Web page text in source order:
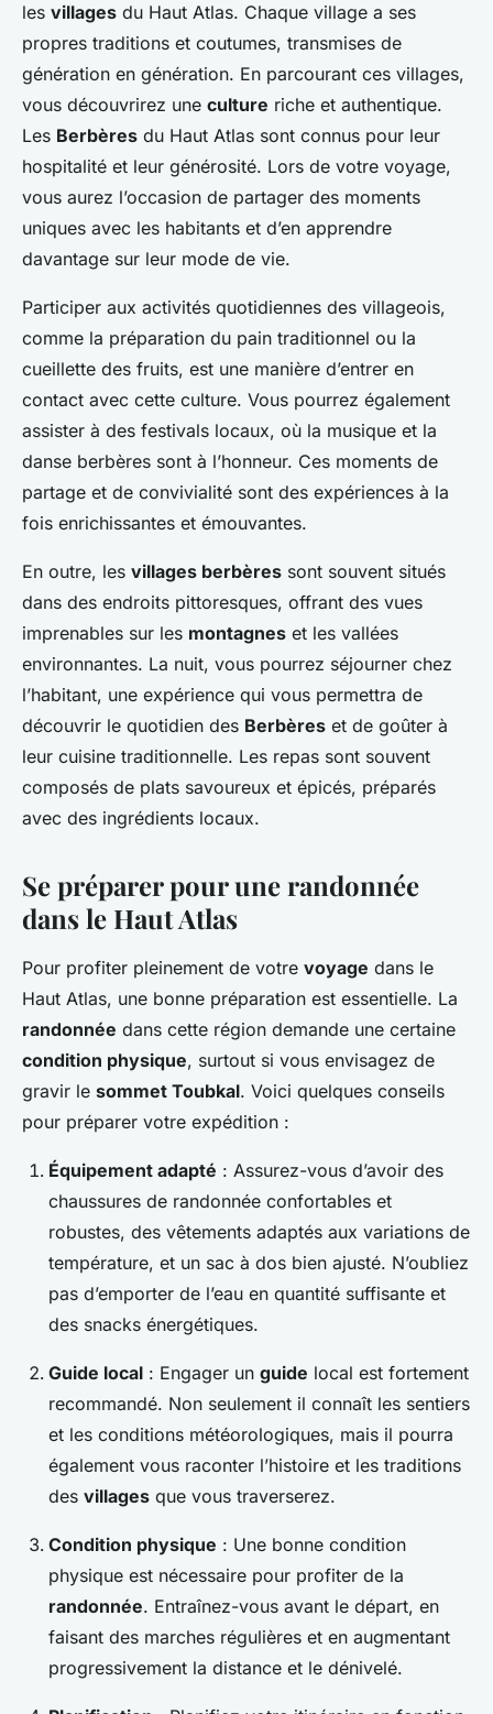
les villages du Haut Atlas. Chaque village a ses
propres traditions et coutumes, transmises de
génération en génération. En parcourant ces villages,
vous découvrirez une culture riche et authentique.
Les Berbères du Haut Atlas sont connus pour leur
hospitalité et leur générosité. Lors de votre voyage,
vous aurez l’occasion de partager des moments
uniques avec les habitants et d’en apprendre
davantage sur leur mode de vie.
Participer aux activités quotidiennes des villageois,
comme la préparation du pain traditionnel ou la
cueillette des fruits, est une manière d’entrer en
contact avec cette culture. Vous pourrez également
assister à des festivals locaux, où la musique et la
danse berbères sont à l’honneur. Ces moments de
partage et de convivialité sont des expériences à la
fois enrichissantes et émouvantes.
En outre, les villages berbères sont souvent situés
dans des endroits pittoresques, offrant des vues
imprenables sur les montagnes et les vallées
environnantes. La nuit, vous pourrez séjourner chez
l’habitant, une expérience qui vous permettra de
découvrir le quotidien des Berbères et de goûter à
leur cuisine traditionnelle. Les repas sont souvent
composés de plats savoureux et épicés, préparés
avec des ingrédients locaux.
Se préparer pour une randonnée
dans le Haut Atlas
Pour profiter pleinement de votre voyage dans le
Haut Atlas, une bonne préparation est essentielle. La
randonnée dans cette région demande une certaine
condition physique, surtout si vous envisagez de
gravir le sommet Toubkal. Voici quelques conseils
pour préparer votre expédition :
Équipement adapté : Assurez-vous d’avoir des
chaussures de randonnée confortables et
robustes, des vêtements adaptés aux variations de
température, et un sac à dos bien ajusté. N’oubliez
pas d’emporter de l’eau en quantité suffisante et
des snacks énergétiques.
Guide local : Engager un guide local est fortement
recommandé. Non seulement il connaît les sentiers
et les conditions météorologiques, mais il pourra
également vous raconter l’histoire et les traditions
des villages que vous traverserez.
Condition physique : Une bonne condition
physique est nécessaire pour profiter de la
randonnée. Entraînez-vous avant le départ, en
faisant des marches régulières et en augmentant
progressivement la distance et le dénivelé.